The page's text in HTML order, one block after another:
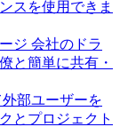
スを使用できま
ジ 会社のドラ
と簡単に共有・
部ユーザーを
とプロジェクト